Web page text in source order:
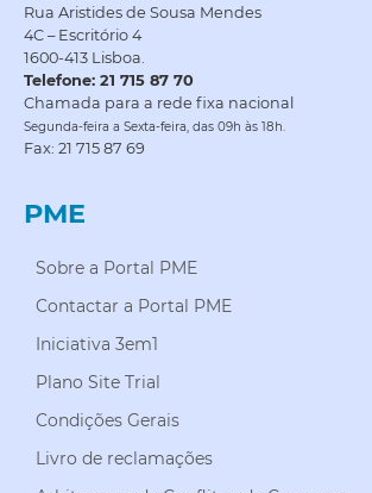
Rua Aristides de Sousa Mendes
4C – Escritório 4
1600-413 Lisboa.
Telefone: 21 715 87 70
Chamada para a rede fixa nacional
Segunda-feira a Sexta-feira, das 09h às 18h.
Fax: 21 715 87 69
PME
Sobre a Portal PME
Contactar a Portal PME
Iniciativa 3em1
Plano Site Trial
Condições Gerais
Livro de reclamações